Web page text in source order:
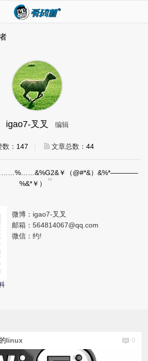
igao7-叉叉 编辑
数： 147 文章总数： 44
￥（@#*&）&%*————
%&*￥）
微博： igao7-叉叉
邮箱： 564814067@qq.com
微信： 约!
linux 0